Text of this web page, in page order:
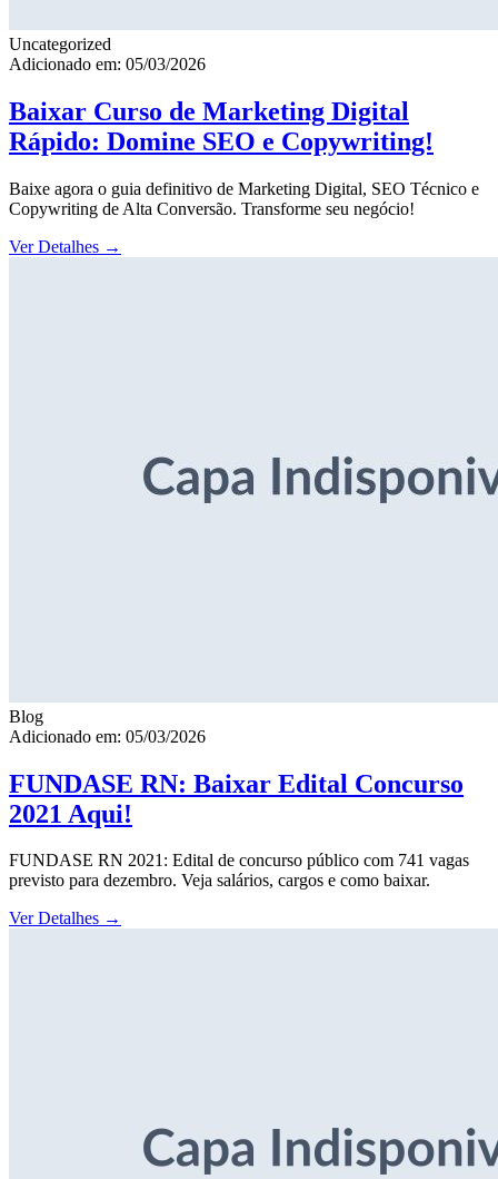
Uncategorized
Adicionado em: 05/03/2026
Baixar Curso de Marketing Digital
Rápido: Domine SEO e Copywriting!
Baixe agora o guia definitivo de Marketing Digital, SEO Técnico e
Copywriting de Alta Conversão. Transforme seu negócio!
Ver Detalhes →
Blog
Adicionado em: 05/03/2026
FUNDASE RN: Baixar Edital Concurso
2021 Aqui!
FUNDASE RN 2021: Edital de concurso público com 741 vagas
previsto para dezembro. Veja salários, cargos e como baixar.
Ver Detalhes →